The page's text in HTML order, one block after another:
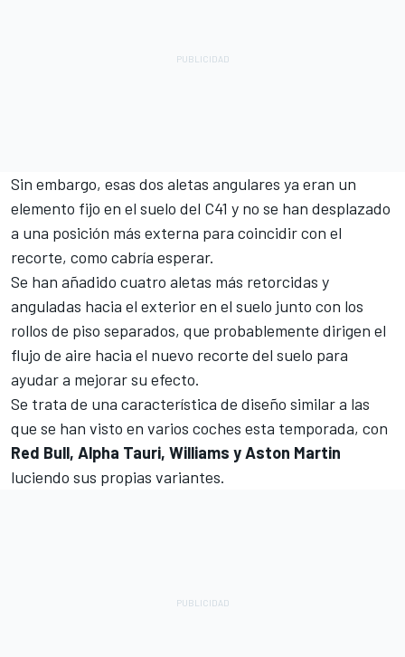
Sin embargo, esas dos aletas angulares ya eran un
elemento fijo en el suelo del C41 y no se han desplazado
a una posición más externa para coincidir con el
recorte, como cabría esperar.
Se han añadido cuatro aletas más retorcidas y
anguladas hacia el exterior en el suelo junto con los
rollos de piso separados, que probablemente dirigen el
flujo de aire hacia el nuevo recorte del suelo para
ayudar a mejorar su efecto.
Se trata de una característica de diseño similar a las
que se han visto en varios coches esta temporada, con
Red Bull, Alpha Tauri, Williams y Aston Martin
luciendo sus propias variantes.